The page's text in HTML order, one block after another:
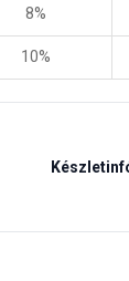
8%
10%